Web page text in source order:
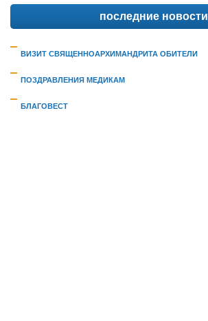
последние новости
ВИЗИТ СВЯЩЕННОАРХИМАНДРИТА ОБИТЕЛИ
ПОЗДРАВЛЕНИЯ МЕДИКАМ
БЛАГОВЕСТ